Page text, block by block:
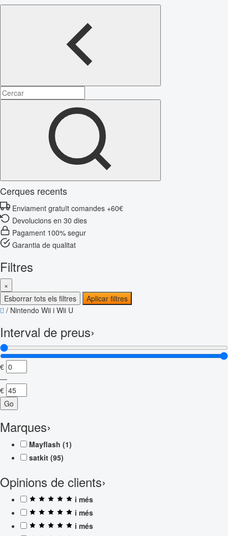
Cerques recents
Enviament gratuït comandes +60€
Devolucions en 30 dies
Pagament 100% segur
Garantia de qualitat
Filtres
×
Esborrar tots els filtres
Aplicar filtres
/ Nintendo Wii i Wii U
Interval de preus›
€
—
€
Go
Marques›
Mayflash (1)
satkit (95)
Opinions de clients›
i més
i més
i més